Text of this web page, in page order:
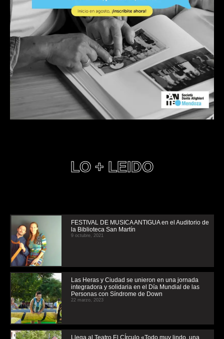
LO + LEIDO
FESTIVAL DE MUSICA ANTIGUA en el Auditorio de
la Biblioteca San Martín
9 octubre, 2021
Las Heras y Ciudad se unieron en una jornada
integradora y solidaria en el Día Mundial de las
Personas con Síndrome de Down
22 marzo, 2023
Llega al Teatro El CÍrculo «Todo muy lindo, una